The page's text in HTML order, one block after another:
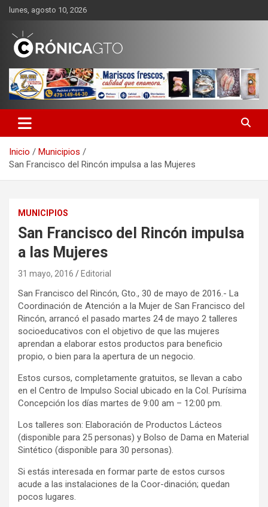
Saltar
contenido
lunes, agosto 10, 2026
CRONICA GUANAJUATO
Inicio
Municipios
San Francisco del Rincón impulsa a las Mujeres
MUNICIPIOS
San Francisco del Rincón impulsa
a las Mujeres
31 mayo, 2016 Editorial
San Francisco del Rincón, Gto., 30 de mayo de 2016.- La
Coordinación de Atención a la Mujer de San Francisco del
Rincón, arrancó el pasado martes 24 de mayo 2 talleres
socioeducativos con el objetivo de que las mujeres
aprendan a elaborar estos productos para beneficio
propio, o bien para la apertura de un negocio.
Estos cursos, completamente gratuitos, se llevan a cabo
en el Centro de Impulso Social ubicado en la Col. Purísima
Concepción los días martes de 9:00 am – 12:00 pm.
Los talleres son: Elaboración de Productos Lácteos
(disponible para 25 personas) y Bolso de Dama en Material
Sintético (disponible para 30 personas).
Si estás interesada en formar parte de estos cursos
acude a las instalaciones de la Coor-dinación; quedan
pocos lugares.